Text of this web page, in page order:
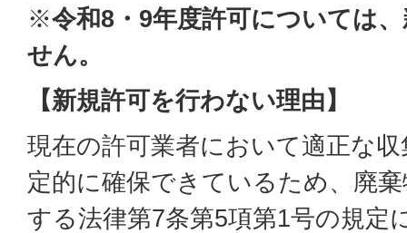
※令和8・9年度許可については
せん。
【新規許可を行わない理由】
現在の許可業者において適正な
定的に確保できているため、廃
する法律第7条第5項第1号の規定